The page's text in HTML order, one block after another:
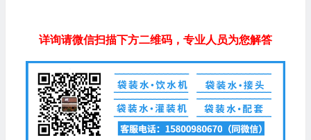
详询请微信扫描下方二维码，专业人员为您解答